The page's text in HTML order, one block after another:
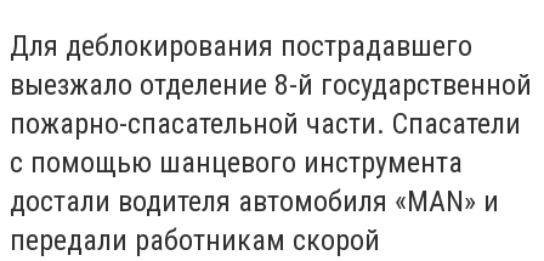
Для деблокирования пострадавшего
выезжало отделение 8-й государственной
пожарно-спасательной части. Спасатели
с помощью шанцевого инструмента
достали водителя автомобиля «MAN» и
передали работникам скорой